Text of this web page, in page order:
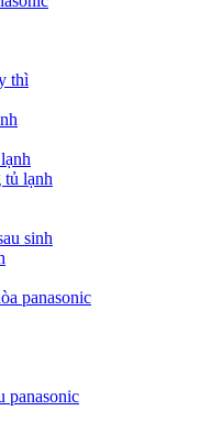
thì
tủ lạnh
sinh
panasonic
panasonic